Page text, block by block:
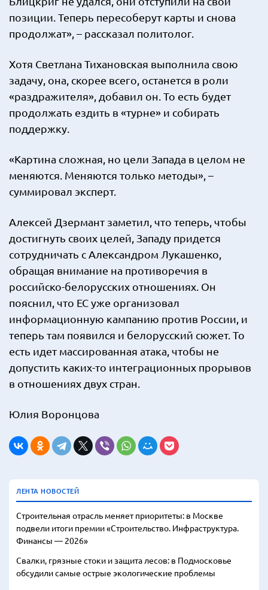
позиции. Теперь пересоберут карты и снова
продолжат», – рассказал политолог.
Хотя Светлана Тихановская выполнила свою
задачу, она, скорее всего, останется в роли
«раздражителя», добавил он. То есть будет
продолжать ездить в «турне» и собирать
поддержку.
«Картина сложная, но цели Запада в целом не
меняются. Меняются только методы», –
суммировал эксперт.
Алексей Дзермант заметил, что теперь, чтобы
достигнуть своих целей, Западу придется
сотрудничать с Александром Лукашенко,
обращая внимание на противоречия в
российско-белорусских отношениях. Он
пояснил, что ЕС уже организовал
информационную кампанию против России, и
теперь там появился и белорусский сюжет. То
есть идет массированная атака, чтобы не
допустить каких-то интеграционных прорывов
в отношениях двух стран.
Юлия Воронцова
ЛЕНТА НОВОСТЕЙ
Строительная отрасль меняет приоритеты: в Москве
подвели итоги премии «Строительство. Инфраструктура.
Финансы — 2026»
Свалки, грязные стоки и защита лесов: в Подмосковье
обсудили самые острые экологические проблемы